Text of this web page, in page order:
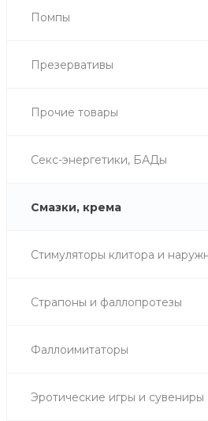
Помпы
Презервативы
Прочие товары
Секс-энергетики, БАДы
Смазки, крема
Стимуляторы клитора и
Страпоны и фаллопротезы
Фаллоимитаторы
Эротические игры и сувениры